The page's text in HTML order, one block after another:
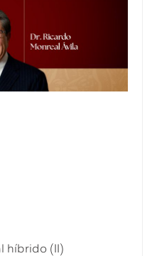
híbrido (II)